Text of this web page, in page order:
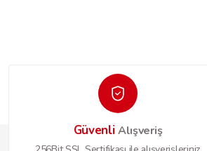
GüvenliAlışveriş